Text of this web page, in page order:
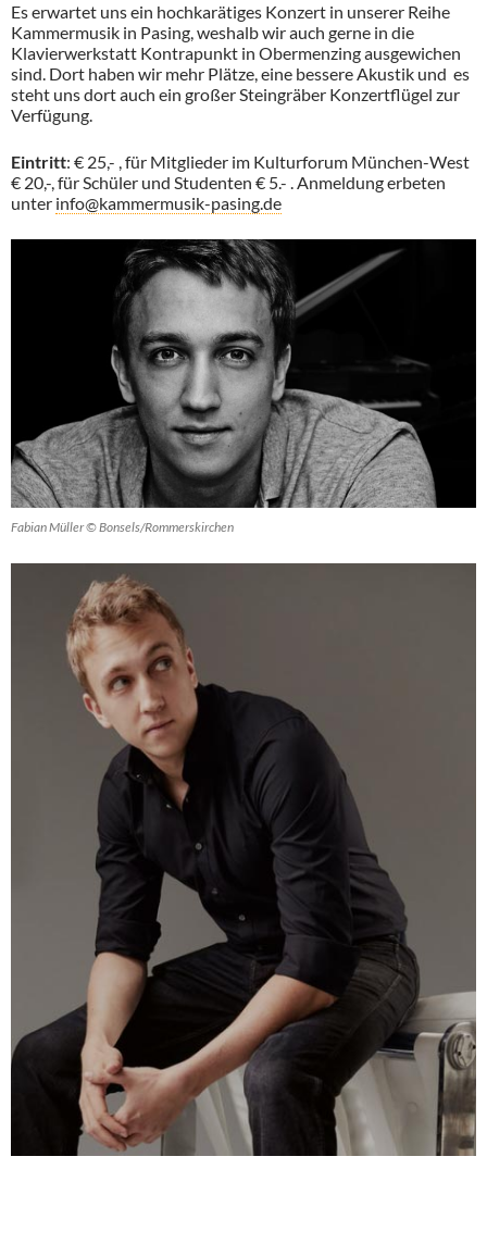
Es erwartet uns ein hochkarätiges Konzert in unserer Reihe
Kammermusik in Pasing, weshalb wir auch gerne in die
Klavierwerkstatt Kontrapunkt in Obermenzing ausgewichen
sind. Dort haben wir mehr Plätze, eine bessere Akustik und es
steht uns dort auch ein großer Steingräber Konzertflügel zur
Verfügung.
Eintritt: € 25,- , für Mitglieder im Kulturforum München-West
€ 20,-, für Schüler und Studenten € 5.- . Anmeldung erbeten
unter info@kammermusik-pasing.de
Fabian Müller © Bonsels/Rommerskirchen